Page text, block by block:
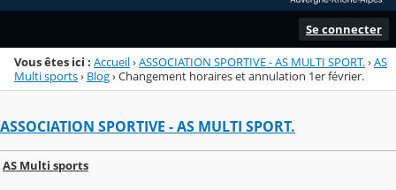
Se connecter
Vous êtes ici : Accueil›ASSOCIATION SPORTIVE - AS MULTI SPORT.›AS
Multi sports› Blog›Changement horaires et annulation 1er février.
ASSOCIATION SPORTIVE - AS MULTI SPORT.
AS Multi sports